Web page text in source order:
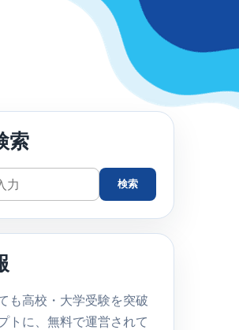
索
検索
も高校・大学受験を突破
トに、無料で運営されて